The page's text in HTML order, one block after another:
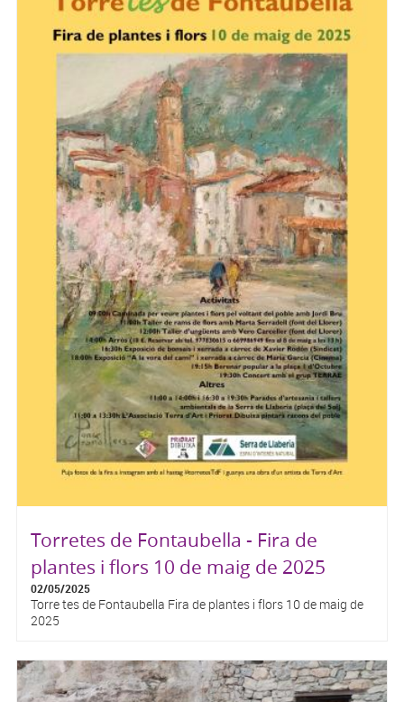
Torretes de Fontaubella - Fira de
plantes i flors 10 de maig de 2025
02/05/2025
Torre tes de Fontaubella Fira de plantes i flors 10 de maig de
2025